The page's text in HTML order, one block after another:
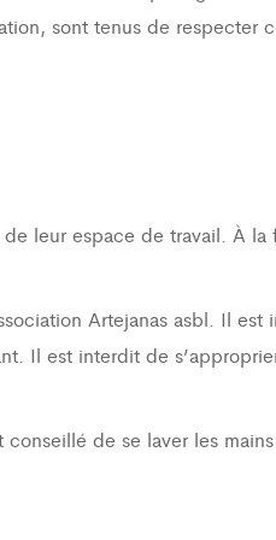
sont tenus de respecter
leur espace de travail. À
Artejanas asbl. Il
Il est interdit de
de se laver les